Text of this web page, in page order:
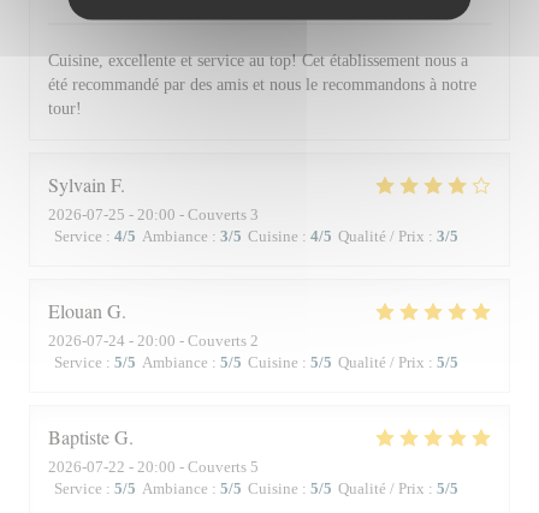
Cuisine, excellente et service au top! Cet établissement nous a
été recommandé par des amis et nous le recommandons à notre
tour!
Sylvain F
2026-07-25 - 20:00 - Couverts 3
Service : 4/5 Ambiance : 3/5 Cuisine : 4/5 Qualité / Prix : 3/5
Elouan G
2026-07-24 - 20:00 - Couverts 2
Service : 5/5 Ambiance : 5/5 Cuisine : 5/5 Qualité / Prix : 5/5
BaptisteG
2026-07-22 - 20:00 - Couverts 5
Service : 5/5 Ambiance : 5/5 Cuisine : 5/5 Qualité / Prix : 5/5